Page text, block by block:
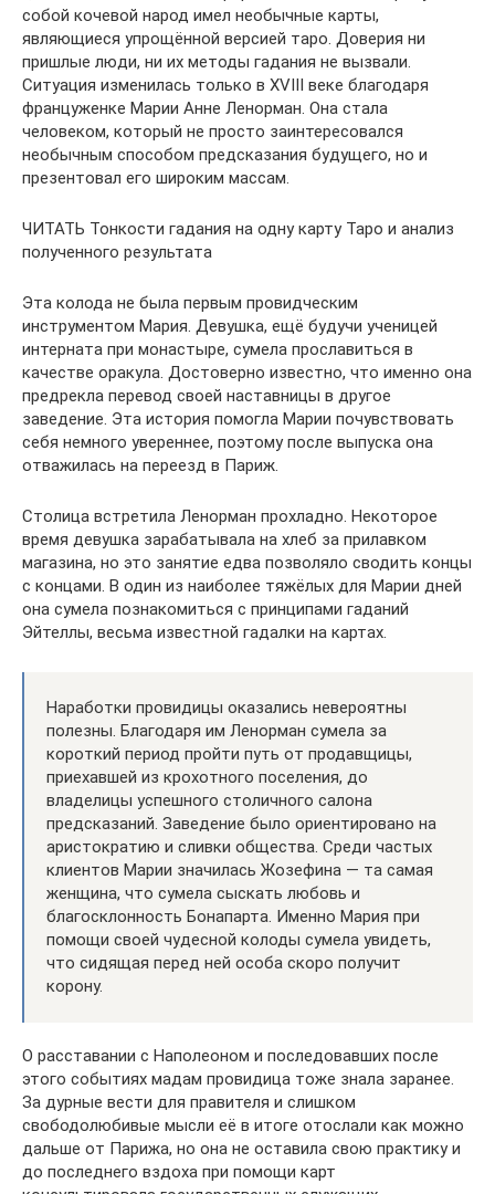
собой кочевой народ имел необычные карты,
являющиеся упрощённой версией таро. Доверия ни
пришлые люди, ни их методы гадания не вызвали.
Ситуация изменилась только в XVIII веке благодаря
француженке Марии Анне Ленорман. Она стала
человеком, который не просто заинтересовался
необычным способом предсказания будущего, но и
презентовал его широким массам.
ЧИТАТЬ Тонкости гадания на одну карту Таро и анализ
полученного результата
Эта колода не была первым провидческим
инструментом Мария. Девушка, ещё будучи ученицей
интерната при монастыре, сумела прославиться в
качестве оракула. Достоверно известно, что именно она
предрекла перевод своей наставницы в другое
заведение. Эта история помогла Марии почувствовать
себя немного увереннее, поэтому после выпуска она
отважилась на переезд в Париж.
Столица встретила Ленорман прохладно. Некоторое
время девушка зарабатывала на хлеб за прилавком
магазина, но это занятие едва позволяло сводить концы
с концами. В один из наиболее тяжёлых для Марии дней
она сумела познакомиться с принципами гаданий
Эйтеллы, весьма известной гадалки на картах.
Наработки провидицы оказались невероятны
полезны. Благодаря им Ленорман сумела за
короткий период пройти путь от продавщицы,
приехавшей из крохотного поселения, до
владелицы успешного столичного салона
предсказаний. Заведение было ориентировано на
аристократию и сливки общества. Среди частых
клиентов Марии значилась Жозефина — та самая
женщина, что сумела сыскать любовь и
благосклонность Бонапарта. Именно Мария при
помощи своей чудесной колоды сумела увидеть,
что сидящая перед ней особа скоро получит
корону.
О расставании с Наполеоном и последовавших после
этого событиях мадам провидица тоже знала заранее.
За дурные вести для правителя и слишком
свободолюбивые мысли её в итоге отослали как можно
дальше от Парижа, но она не оставила свою практику и
до последнего вздоха при помощи карт